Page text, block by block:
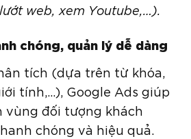
web, xem Youtube,…).
chóng, quản lý dễ dàng
tích (dựa trên từ khóa,
tính,…), Google Ads giúp
vùng đối tượng khách
chóng và hiệu quả.